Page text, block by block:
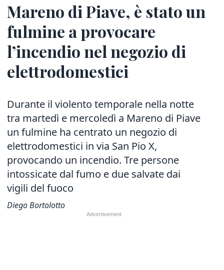
Mareno di Piave, è stato un
fulmine a provocare
l’incendio nel negozio di
elettrodomestici
Durante il violento temporale nella notte
tra martedì e mercoledì a Mareno di Piave
un fulmine ha centrato un negozio di
elettrodomestici in via San Pio X,
provocando un incendio. Tre persone
intossicate dal fumo e due salvate dai
vigili del fuoco
Diego Bortolotto